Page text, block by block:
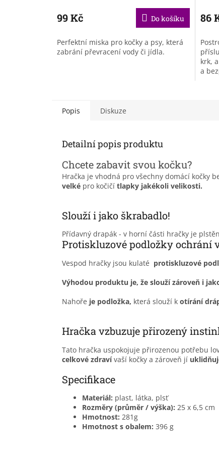
99 Kč Do košíku
Perfektní miska pro kočky a psy, která
zabrání převracení vody či jídla.
86
krk,
a
Popis Diskuze
Detailní popis produktu
Chcete zabavit svou kočku?
Hračka je vhodná pro všechny domácí kočky
velké pro kočičí tlapky jakékoli velikosti.
Slouží i jako škrabadlo!
Přídavný drapák - v horní části hračky je
Protiskluzové podložky ochrání
Vespod hračky jsou kulaté protiskluzové
Výhodou produktu je, že slouží zároveň i
Nahoře je podložka, která slouží k otírání
Hračka vzbuzuje přirozený
Tato hračka uspokojuje přirozenou potřebu
celkové zdravívaší kočky a zároveň jí
Specifikace
Materiál: plast, látka, plsť
Rozměry (průměr / výška): 25 x 6,5 cm
Hmotnost: 281g
Hmotnost s obalem: 396 g